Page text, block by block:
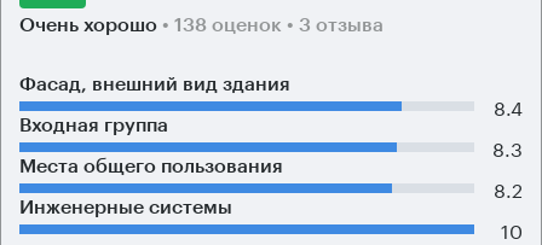
Очень хорошо • 138 оценок • 3 отзыва
Фасад, внешний вид здания
8.4
Входная группа
8.3
Места общего пользования
8.2
Инженерные системы
10